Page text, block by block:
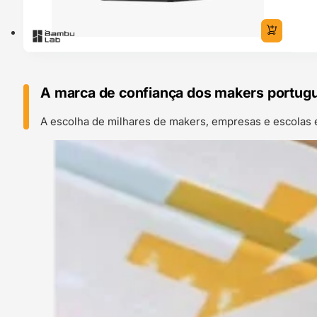
A marca de confiança dos makers
A escolha de milhares de makers, empresas e escolas